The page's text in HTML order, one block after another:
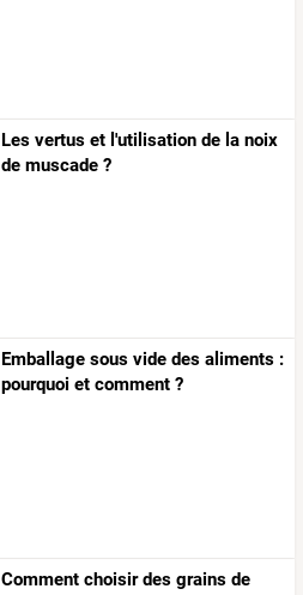
Les vertus et l'utilisation de la noix
de muscade ?
Emballage sous vide des aliments :
pourquoi et comment ?
Comment choisir des grains de